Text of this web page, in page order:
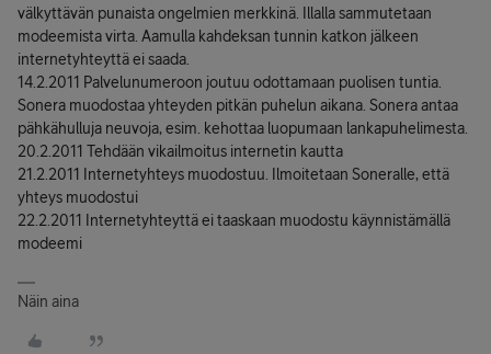
välkyttävän punaista ongelmien merkkinä. Illalla sammutetaan
modeemista virta. Aamulla kahdeksan tunnin katkon jälkeen
internetyhteyttä ei saada.
14.2.2011 Palvelunumeroon joutuu odottamaan puolisen tuntia.
Sonera muodostaa yhteyden pitkän puhelun aikana. Sonera antaa
pähkähulluja neuvoja, esim. kehottaa luopumaan lankapuhelimesta.
20.2.2011 Tehdään vikailmoitus internetin kautta
21.2.2011 Internetyhteys muodostuu. Ilmoitetaan Soneralle, että
yhteys muodostui
22.2.2011 Internetyhteyttä ei taaskaan muodostu käynnistämällä
modeemi
Näin aina